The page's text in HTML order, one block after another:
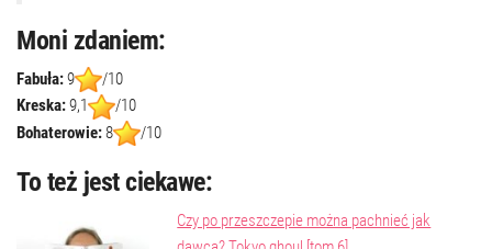
Moni zdaniem:
Fabuła:9
/10
Kreska:9,1
/10
Bohaterowie:8 /10
To też jest ciekawe:
Czy po przeszczepie można pachnieć jak